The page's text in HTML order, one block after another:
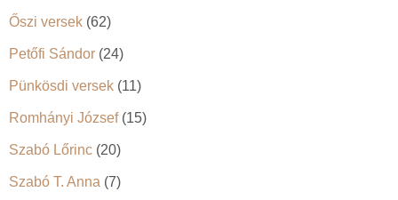
Őszi versek (62)
Petőfi Sándor (24)
Pünkösdi versek (11)
Romhányi József(15)
Szabó Lőrinc (20)
Szabó T. Anna (7)